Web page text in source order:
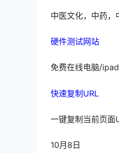
中医文化，中药，
硬件测试网站
免费在线电脑/
快速复制URL
一键复制当前页面
10月8日